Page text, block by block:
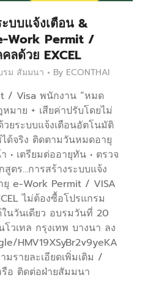
บบแจ้งเตือน &
Work Permit /
ลด้วย EXCEL
รม สัมมนา By ECONTHAI
/ Visa พนักงาน “หมด
มาย + เสียค่าปรับโดยไม่
ยระบบแจ้งเตือนอัตโนมัติ
ด้จริง ติดตามวันหมดอายุ
• เตรียมต่ออายุทัน • ตรวจ
ตร…การสร้างระบบแจ้ง
e-Work Permit / VISA
ไม่ต้องซื้อโปรแกรม
นวันเดียว อบรมวันที่ 20
วเทล กรุงเทพ บางนา ลง
HMV19XSyBr2v9yeKA
รายละเอียดเพิ่มเติม /
อ ติดต่อฝ่ายสัมมนา